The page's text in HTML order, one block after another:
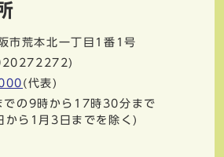
市荒本北一丁目1番1号
(代表)
での9時から17時30分まで
ら1月3日までを除く)